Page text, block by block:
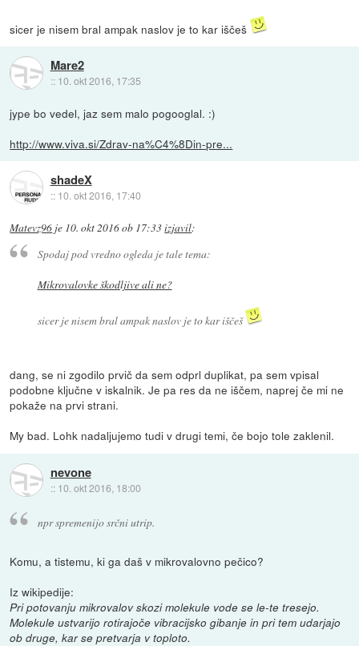
sicer je nisem bral ampak naslov je to kar iščeš
Mare2
:: 10. okt 2016, 17:35
jype bo vedel, jaz sem malo pogooglal. :)
http://www.viva.si/Zdrav-na%C4%8Din-pre...
shadeX
:: 10. okt 2016, 17:40
Matevz96 je 10. okt 2016 ob 17:33izjavil:
Spodaj pod vredno ogleda je tale tema:
Mikrovalovke škodljive ali ne?
sicer je nisem bral ampak naslov je to kar iščeš
dang, se ni zgodilo prvič da sem odprl duplikat, pa sem vpisal
podobne ključne v iskalnik. Je pa res da ne iščem, naprej če mi ne
pokaže na prvi strani.
My bad. Lohk nadaljujemo tudi v drugi temi, če bojo tole zaklenil.
nevone
:: 10. okt 2016, 18:00
npr spremenijo srčni utrip.
Komu, a tistemu, ki ga daš v mikrovalovno pečico?
Iz wikipedije:
Pri potovanju mikrovalov skozi molekule vode se le-te tresejo.
Molekule ustvarijo rotirajoče vibracijsko gibanje in pri tem udarjajo
ob druge, kar se pretvarja v toploto.